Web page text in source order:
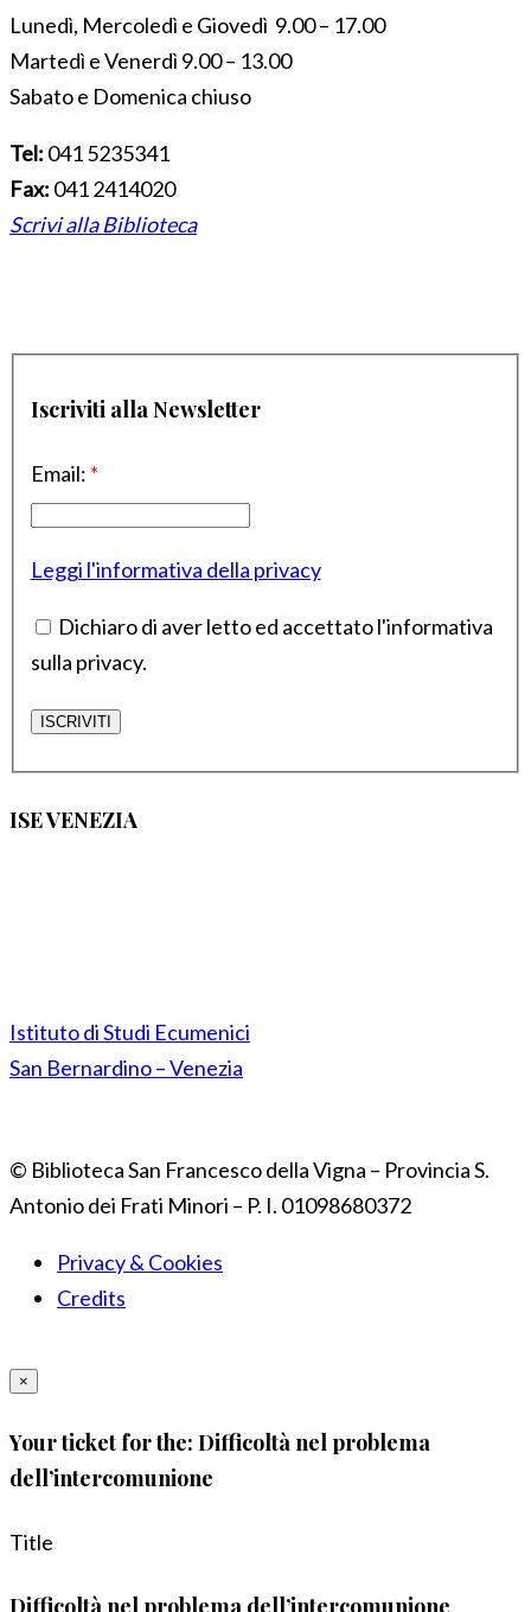
Lunedì, Mercoledì e Giovedì 9.00 – 17.00
Martedì e Venerdì 9.00 – 13.00
Sabato e Domenica chiuso
Tel: 041 5235341
Fax: 041 2414020
Scrivi alla Biblioteca
Iscriviti alla Newsletter
Email: *
Leggi l'informativa della privacy
Dichiaro di aver letto ed accettato l'informativa
sulla privacy.
ISE VENEZIA
Istituto di Studi Ecumenici
San Bernardino – Venezia
© Biblioteca San Francesco della Vigna – Provincia S.
Antonio dei Frati Minori – P. I. 01098680372
Privacy & Cookies
Credits
×
Your ticket for the: Difficoltà nel problema
dell’intercomunione
Title
Difficoltà nel problema dell’intercomunione